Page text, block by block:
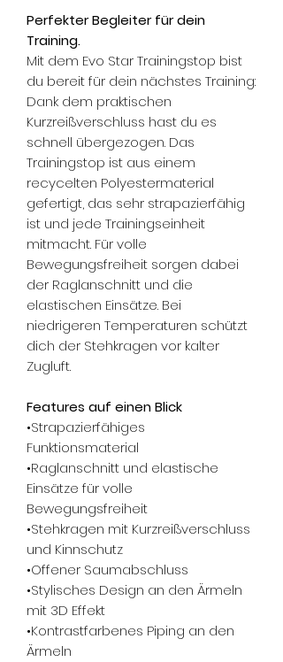
Perfekter Begleiter für dein
Training.
Mit dem Evo Star Trainingstop bist
du bereit für dein nächstes Training:
Dank dem praktischen
Kurzreißverschluss hast du es
schnell übergezogen. Das
Trainingstop ist aus einem
recycelten Polyestermaterial
gefertigt, das sehr strapazierfähig
ist und jede Trainingseinheit
mitmacht. Für volle
Bewegungsfreiheit sorgen dabei
der Raglanschnitt und die
elastischen Einsätze. Bei
niedrigeren Temperaturen schützt
dich der Stehkragen vor kalter
Zugluft.
Features auf einen Blick
•Strapazierfähiges
Funktionsmaterial
•Raglanschnitt und elastische
Einsätze für volle
Bewegungsfreiheit
•Stehkragen mit Kurzreißverschluss
und Kinnschutz
•Offener Saumabschluss
•Stylisches Design an den Ärmeln
mit 3D Effekt
•Kontrastfarbenes Piping an den
Ärmeln